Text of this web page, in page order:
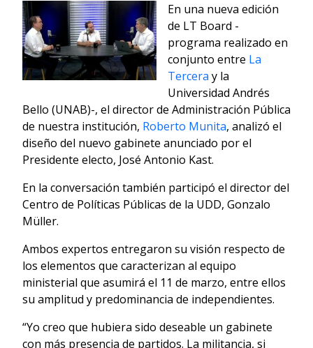
En una nueva edición
de LT Board -
programa realizado en
conjunto entre La
Tercera y la
Universidad Andrés
Bello (UNAB)-, el director de Administración Pública
de nuestra institución, Roberto Munita, analizó el
diseño del nuevo gabinete anunciado por el
Presidente electo, José Antonio Kast.
En la conversación también participó el director del
Centro de Políticas Públicas de la UDD, Gonzalo
Müller.
Ambos expertos entregaron su visión respecto de
los elementos que caracterizan al equipo
ministerial que asumirá el 11 de marzo, entre ellos
su amplitud y predominancia de independientes.
“Yo creo que hubiera sido deseable un gabinete
con más presencia de partidos. La militancia, si